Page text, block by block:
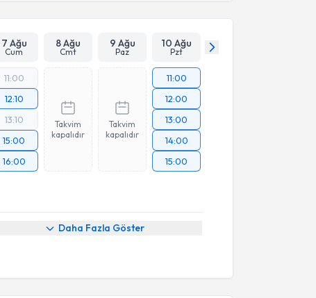
7 Ağu
Cum
8 Ağu
Cmt
9 Ağu
Paz
10 Ağu
Pzt
11:00
12:10
13:10
15:00
16:00
Takvim
kapalıdır
Takvim
kapalıdır
11:00
12:00
13:00
14:00
15:00
Daha Fazla Göster